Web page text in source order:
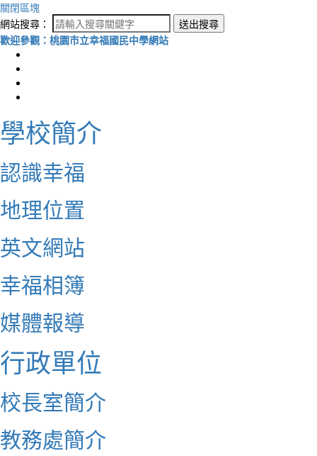
關閉區塊
網站搜尋：
送出搜尋
歡迎參觀：桃園市立幸福國民中學網站
學校簡介
認識幸福
地理位置
英文網站
幸福相簿
媒體報導
行政單位
校長室簡介
教務處簡介